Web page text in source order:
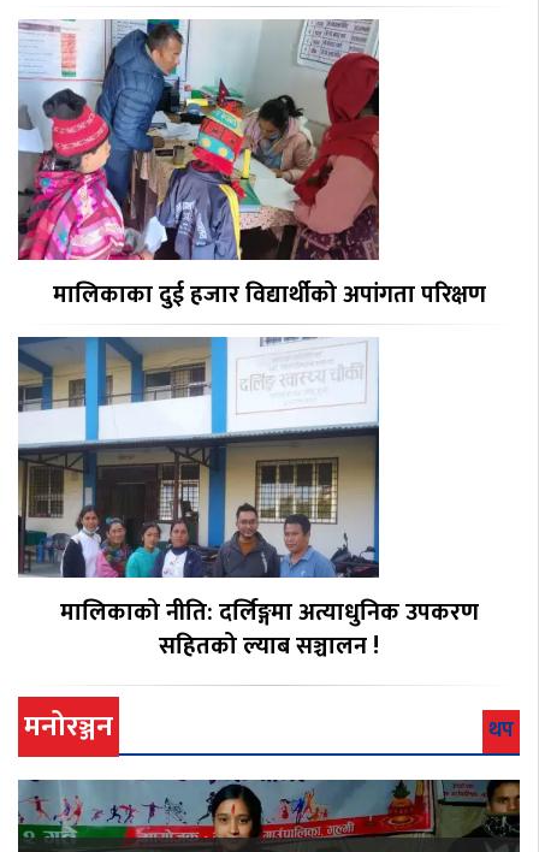
मालिकाका दुई हजार विद्यार्थीको अपांगता परिक्षण
मालिकाको नीति: दर्लिङ्गमा अत्याधुनिक उपकरण
सहितको ल्याब सञ्चालन !
मनोरञ्जन थप